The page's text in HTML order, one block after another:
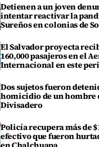
Detienen a un joven
intentar reactivar la
Sureños en colonias de
El Salvador proyecta
160,000 pasajeros en el
Internacional en este
Dos sujetos fueron
homicidio de un hombre
Divisadero
Policía recupera más de
efectivo que fueron